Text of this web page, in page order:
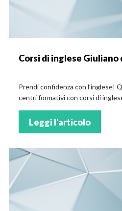
Corsi di inglese Giuliano
Prendi confidenza con l'inglese!
centri formativi con corsi di
Leggi l'articolo